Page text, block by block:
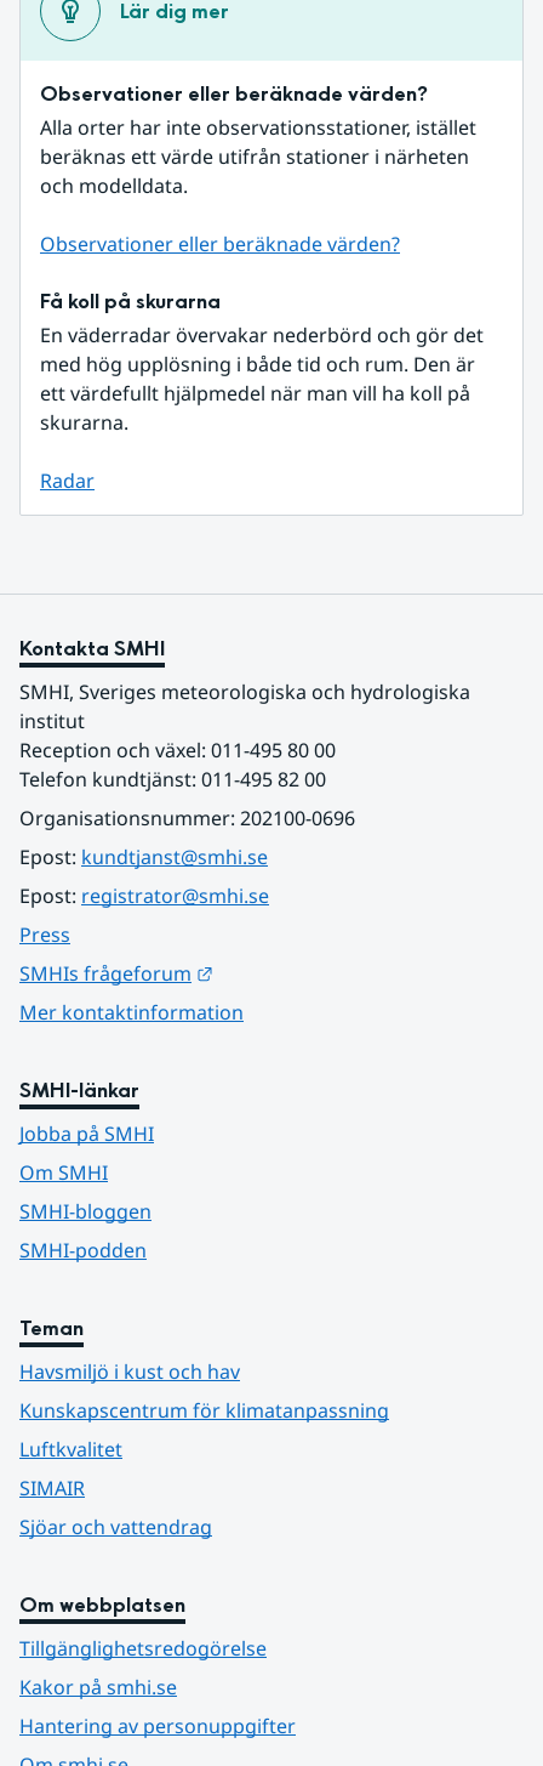
Lär dig mer
Observationer eller beräknade värden?
Alla orter har inte observationsstationer, istället
beräknas ett värde utifrån stationer i närheten
och modelldata.
Observationer eller beräknade värden?
Få koll på skurarna
En väderradar övervakar nederbörd och gör det
med hög upplösning i både tid och rum. Den är
ett värdefullt hjälpmedel när man vill ha koll på
skurarna.
Radar
Kontakta SMHI
SMHI, Sveriges meteorologiska och hydrologiska
institut
Reception och växel: 011-495 80 00
Telefon kundtjänst: 011-495 82 00
Organisationsnummer: 202100-0696
Epost: kundtjanst@smhi.se
Epost: registrator@smhi.se
Press
SMHIs frågeforum
Mer kontaktinformation
SMHI-länkar
Jobba på SMHI
Om SMHI
SMHI-bloggen
SMHI-podden
Teman
Havsmiljö i kust och hav
Kunskapscentrum för klimatanpassning
Luftkvalitet
SIMAIR
Sjöar och vattendrag
Om webbplatsen
Tillgänglighetsredogörelse
Kakor på smhi.se
Hantering av personuppgifter